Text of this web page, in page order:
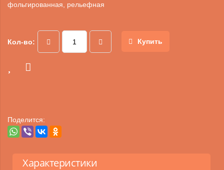
фольгированная, рельефная
Кол-во: Купить
Поделится:
Характеристики